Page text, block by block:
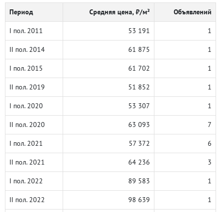
Период Средняя цена, ₽/м² Объявлений
I пол. 2011 53 191 1
II пол. 2014 61 875 1
I пол. 2015 61 702 1
II пол. 2019 51 852 1
I пол. 2020 53 307 1
II пол. 2020 63 093 7
I пол. 2021 57 372 6
II пол. 2021 64 236 3
I пол. 2022 89 583 1
II пол. 2022 98 639 1